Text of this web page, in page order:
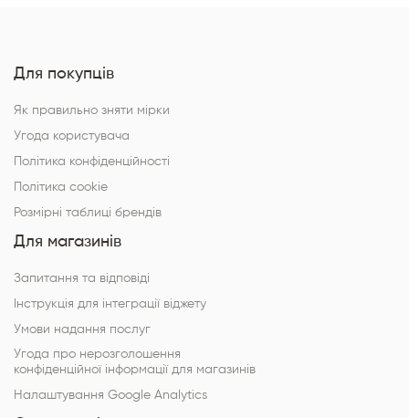
Для покупців
Як правильно зняти мірки
Угода користувача
Політика конфіденційності
Політика cookie
Розмірні таблиці брендів
Для магазинів
Запитання та відповіді
Інструкція для інтеграції віджету
Умови надання послуг
Угода про нерозголошення
конфіденційної інформації для магазинів
Налаштування Google Analytics